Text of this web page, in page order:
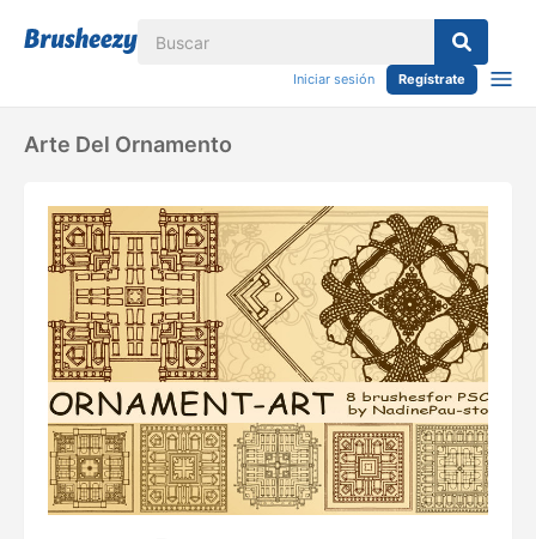
Iniciar sesión Regístrate
Arte Del Ornamento